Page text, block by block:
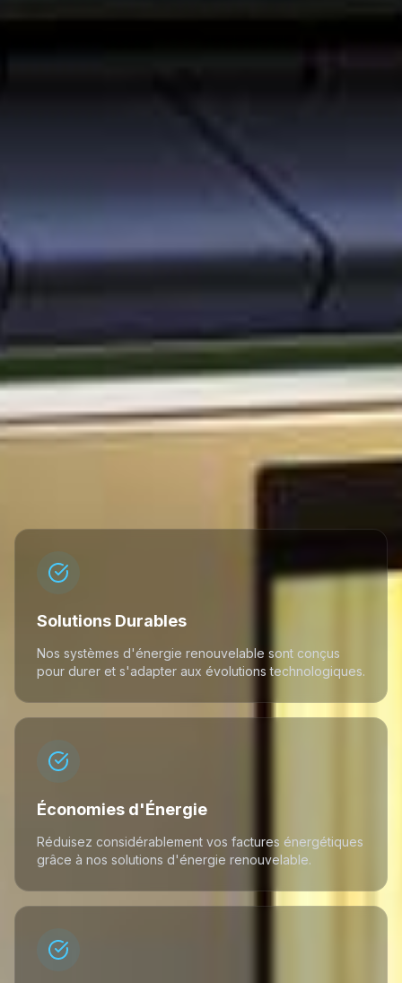
Solutions Durables
Nos systèmes d'énergie renouvelable sont conçus
pour durer et s'adapter aux évolutions technologiques.
Économies d'Énergie
Réduisez considérablement vos factures énergétiques
grâce à nos solutions d'énergie renouvelable.